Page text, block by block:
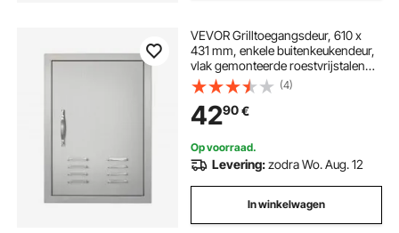
VEVOR Grilltoegangsdeur, 610 x
431 mm, enkele buitenkeukendeur,
vlak gemonteerde roestvrijstalen
deur, verticale wanddeur met
handgreep, ventilatieopeningen en
haken, voor grill-eiland, grillstation
(4)
4290€
Op voorraad.
Levering:zodra Wo. Aug. 12
In winkelwagen